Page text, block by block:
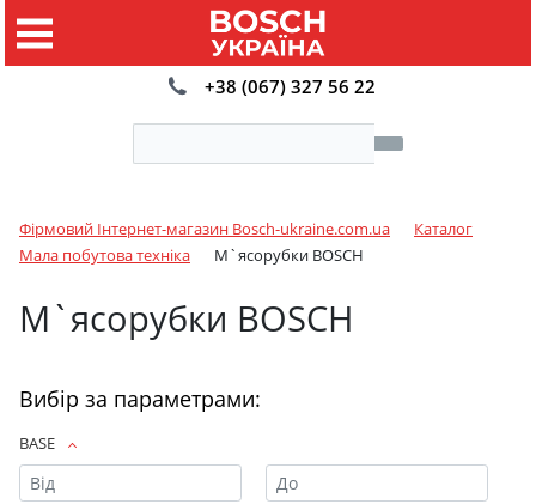
+38 (067) 327 56 22
Фірмовий Інтернет-магазин Bosch-ukraine.com.ua
Каталог
Мала побутова техніка
М`ясорубки BOSCH
М`ясорубки BOSCH
Вибір за параметрами:
BASE